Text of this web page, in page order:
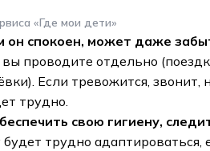
«Где мои дети»
он спокоен, может даже
проводите отдельно
Если тревожится, звонит,
трудно.
свою гигиену,
трудно